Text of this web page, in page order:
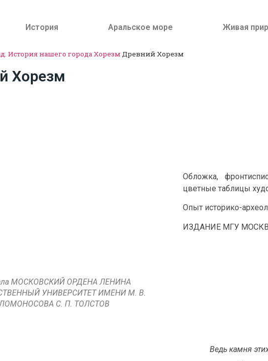
История Аральское море Живая
История нашего городаХорезмДревний Хорезм
Хорезм
МОСКОВСКИЙ ОРДЕНА ЛЕНИНА
УНИВЕРСИТЕТ ИМЕНИ М. В.
С. П. ТОЛСТОВ
Обложка,
цветные таблицы
Опыт историко-
ИЗДАНИЕ МГУ
Ведь камня